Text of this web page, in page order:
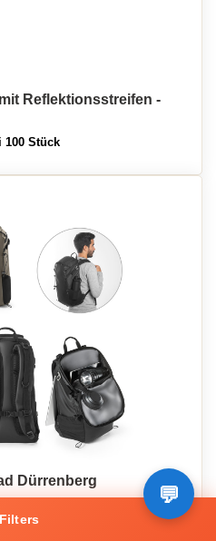
Reflektionsstreifen -
100 Stück
Dürrenberg
Filters